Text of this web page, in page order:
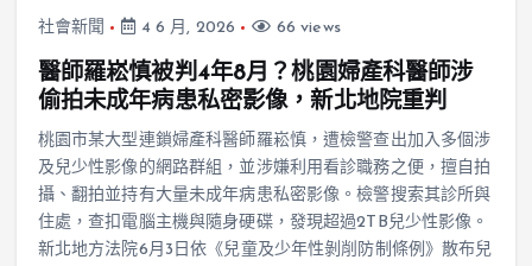
社會新聞 4 6 月, 2026 66 views
醫師羅崧慎被判4年8月？桃園婦產科醫師涉
偷拍未成年病患私密影像，新北地院重判
桃園市某大型連鎖婦產科醫師羅崧慎，遭檢警查出加入多個涉
及兒少性影像的網路群組，並涉嫌利用看診職務之便，擅自拍
攝、翻拍並持有大量未成年病患私密影像。檢警搜索其診所與
住處，查扣電腦主機與隨身硬碟，發現超過2TB兒少性影像。
新北地方法院6月3日依《兒童及少年性剝削防制條例》散布兒